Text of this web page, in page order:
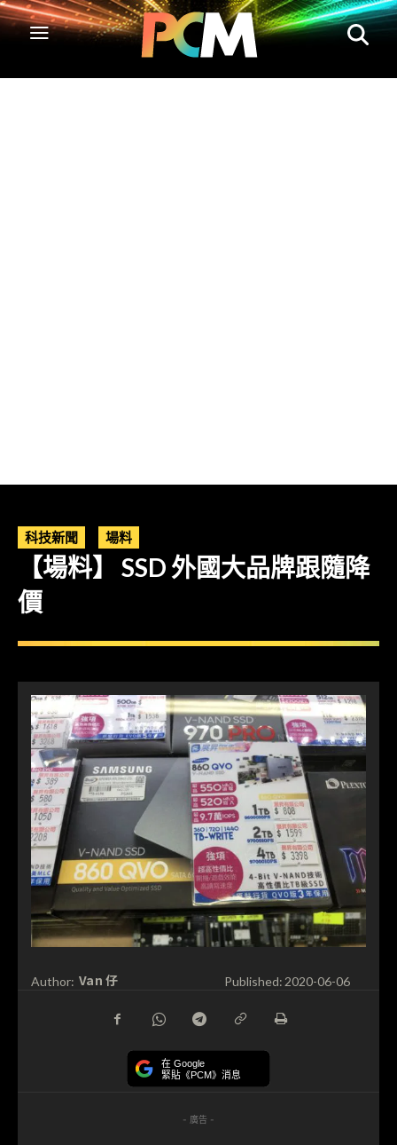
科技新聞 場料
【場料】 SSD 外國大品牌跟隨降
價
Author: Van 仔 Published: 2020-06-06
在 Google
緊貼《PCM》消息
- 廣告 -